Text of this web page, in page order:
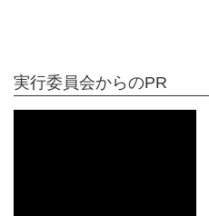
実行委員会からのPR